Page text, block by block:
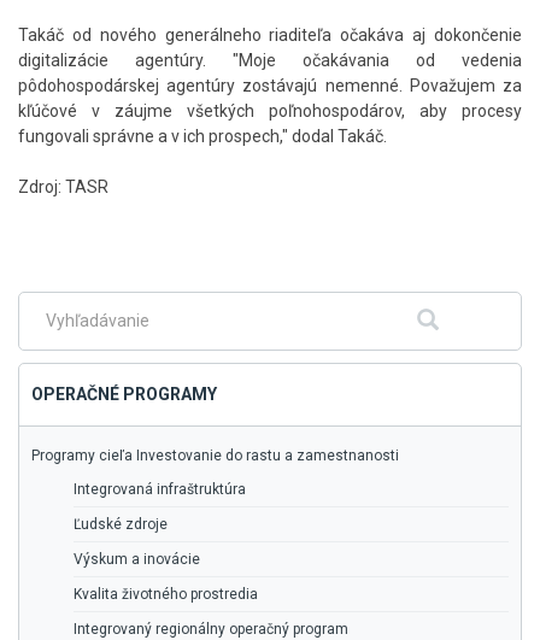
Takáč od nového generálneho riaditeľa očakáva aj dokončenie
digitalizácie agentúry. "Moje očakávania od vedenia
pôdohospodárskej agentúry zostávajú nemenné. Považujem za
kľúčové v záujme všetkých poľnohospodárov, aby procesy
fungovali správne a v ich prospech," dodal Takáč.
Zdroj: TASR
hlavné
menu
Fulltextové
Hľadať
OPERAČNÉ PROGRAMY
Programy cieľa Investovanie do rastu a zamestnanosti
Integrovaná infraštruktúra
Ľudské zdroje
Výskum a inovácie
Kvalita životného prostredia
Integrovaný regionálny operačný program